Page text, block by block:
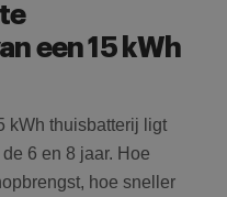
een 15 kWh
kWh thuisbatterij ligt
6 en 8 jaar. Hoe
hoe sneller